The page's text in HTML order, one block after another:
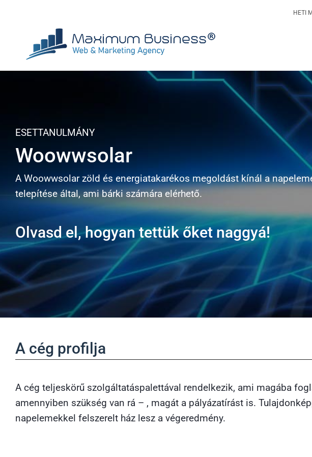
HETI
ESETTANULMÁNY
Woowwsolar
A Woowwsolar zöld és energiatakarékos megoldást kínál a
telepítése által, ami bárki számára elérhető.
Olvasd el, hogyan tettük őket naggyá!
A cég profilja
A cég teljeskörű szolgáltatáspalettával rendelkezik, ami magába
amennyiben szükség van rá – , magát a pályázatírást is.
napelemekkel felszerelt ház lesz a végeredmény.